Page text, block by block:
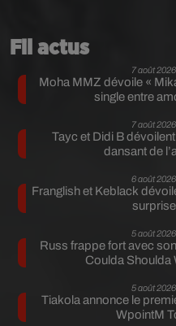
Fil actus
7 août 2026
Moha MMZ dévoile «
single entre
7 août 2026
Tayc et Didi B
dansant de
6 août 2026
Franglish et Keblack
surprise
5 août 2026
Russ frappe fort avec
Coulda Shoulda
5 août 2026
Tiakola annonce le
WpointM